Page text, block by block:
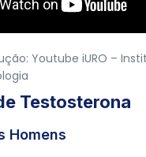
Youtube iURO –
Testosterona
Homens